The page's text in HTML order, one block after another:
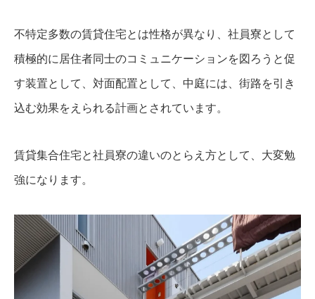
不特定多数の賃貸住宅とは性格が異なり、社員寮として
積極的に居住者同士のコミュニケーションを図ろうと促
す装置として、対面配置として、中庭には、街路を引き
込む効果をえられる計画とされています。
賃貸集合住宅と社員寮の違いのとらえ方として、大変勉
強になります。